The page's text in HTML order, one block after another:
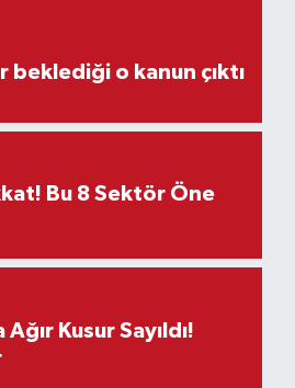
yıllardır beklediği o kanun çıktı
Bu 8 Sektör Öne
Kusur Sayıldı!